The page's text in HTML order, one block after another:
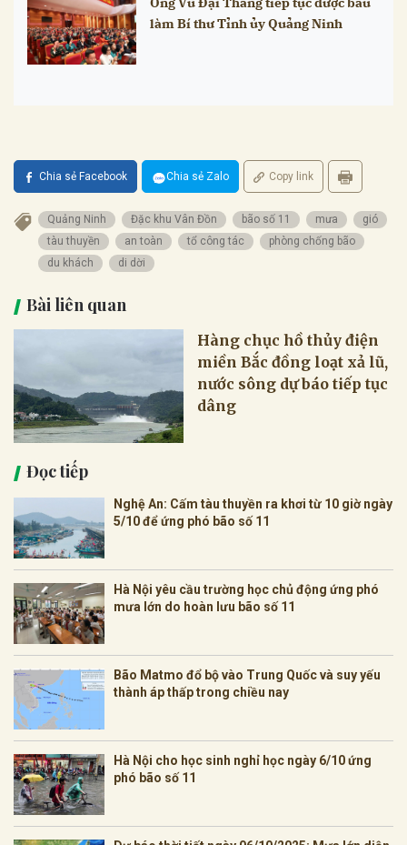
làm Bí thư Tỉnh ủy Quảng Ninh
Chia sẻ Facebook Chia sẻ Zalo Copy link
Quảng Ninh Đặc khu Vân Đồn bão số 11 mưa
gió
tàu thuyền
an toàn tổ công tác
phòng chống bão
du khách
di dời
Bài liên quan
Hàng chục hồ thủy điện
miền Bắc đồng loạt xả lũ,
nước sông dự báo tiếp tục
dâng
Đọc tiếp
Nghệ An: Cấm tàu thuyền ra khơi từ 10 giờ ngày
5/10 để ứng phó bão số 11
Hà Nội yêu cầu trường học chủ động ứng phó
mưa lớn do hoàn lưu bão số 11
Bão Matmo đổ bộ vào Trung Quốc và suy yếu
thành áp thấp trong chiều nay
Hà Nội cho học sinh nghỉ học ngày 6/10 ứng
phó bão số 11